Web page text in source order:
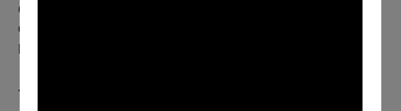
Come away, death 歸去吧
O Mistress mine噢，我的可人兒
Blow, blow, thou winter wind吹吧!吹吧!冬天的風
小黃鸝鳥、春風圓舞曲、那就是我